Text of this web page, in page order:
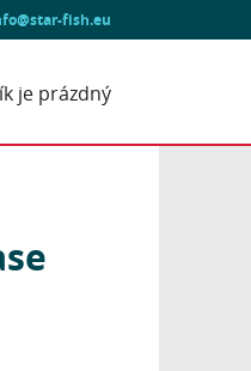
fish.eu
je prázdný